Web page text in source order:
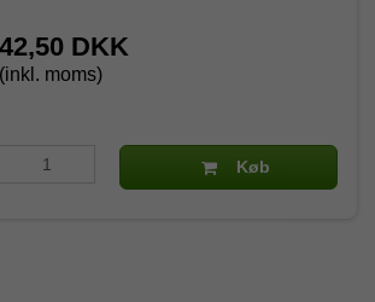
42,50 DKK
(inkl. moms)
Køb